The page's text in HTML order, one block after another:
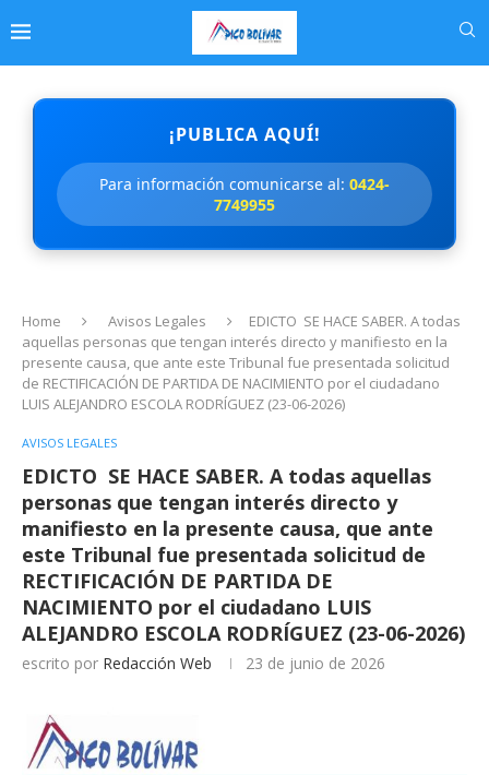
¡PUBLICA AQUÍ!
Para información comunicarse al: 0424-
7749955
Home Avisos Legales
EDICTO SE HACE SABER. A todas
aquellas personas que tengan interés directo y manifiesto en la
presente causa, que ante este Tribunal fue presentada solicitud
de RECTIFICACIÓN DE PARTIDA DE NACIMIENTO por el ciudadano
LUIS ALEJANDRO ESCOLA RODRÍGUEZ (23-06-2026)
AVISOS LEGALES
EDICTO SE HACE SABER. A todas aquellas
personas que tengan interés directo y
manifiesto en la presente causa, que ante
este Tribunal fue presentada solicitud de
RECTIFICACIÓN DE PARTIDA DE
NACIMIENTO por el ciudadano LUIS
ALEJANDRO ESCOLA RODRÍGUEZ (23-06-2026)
escrito por Redacción Web 23 de junio de 2026